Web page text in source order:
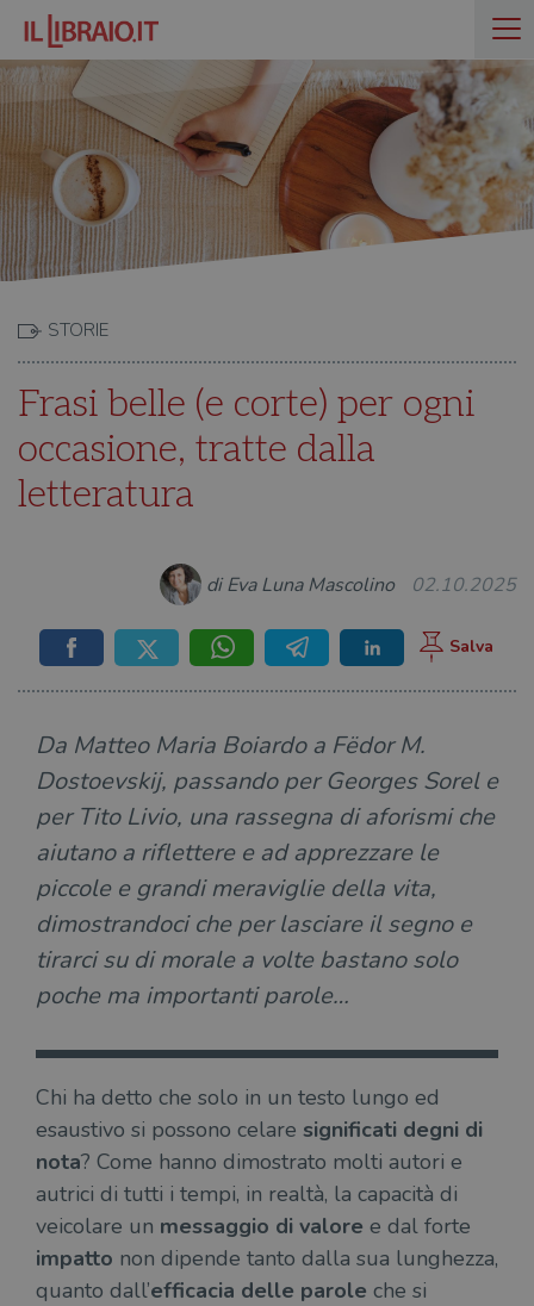
STORIE
Frasi belle (e corte) per ogni
occasione, tratte dalla
letteratura
di Eva Luna Mascolino 02.10.2025
Da Matteo Maria Boiardo a Fëdor M.
Dostoevskij, passando per Georges Sorel e
per Tito Livio, una rassegna di aforismi che
aiutano a riflettere e ad apprezzare le
piccole e grandi meraviglie della vita,
dimostrandoci che per lasciare il segno e
tirarci su di morale a volte bastano solo
poche ma importanti parole…
Chi ha detto che solo in un testo lungo ed
esaustivo si possono celare significati degni di
nota? Come hanno dimostrato molti autori e
autrici di tutti i tempi, in realtà, la capacità di
veicolare un messaggio di valore e dal forte
impatto non dipende tanto dalla sua lunghezza,
quanto dall’efficacia delle parole che si